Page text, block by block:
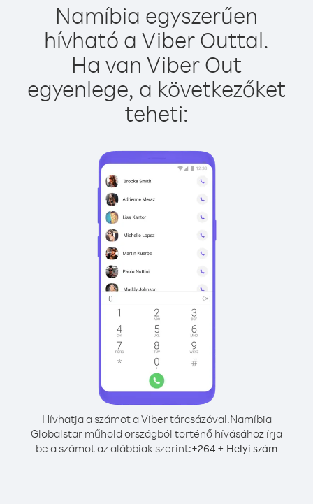
Namíbia egyszerűen
hívható a Viber Outtal.
Ha van Viber Out
egyenlege, a következőket
teheti:
Hívhatja a számot a Viber tárcsázóval.Namíbia
Globalstar műhold országból történő hívásához írja
be a számot az alábbiak szerint:+264 + Helyi szám